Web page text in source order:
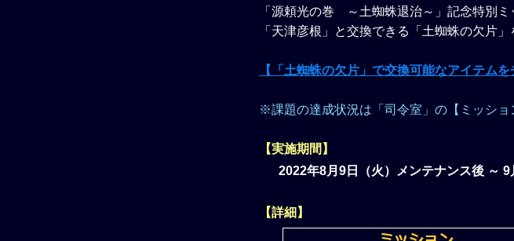
「源頼光の巻 ～土蜘蛛退治～」記念特別
「天津彦根」と交換できる「土蜘蛛の欠片」
【「土蜘蛛の欠片」で交換可能なアイテムを
※課題の達成状況は「司令室」の【ミッシ
【実施期間】
2022年8月9日（火）メンテナンス後 ～
【詳細】